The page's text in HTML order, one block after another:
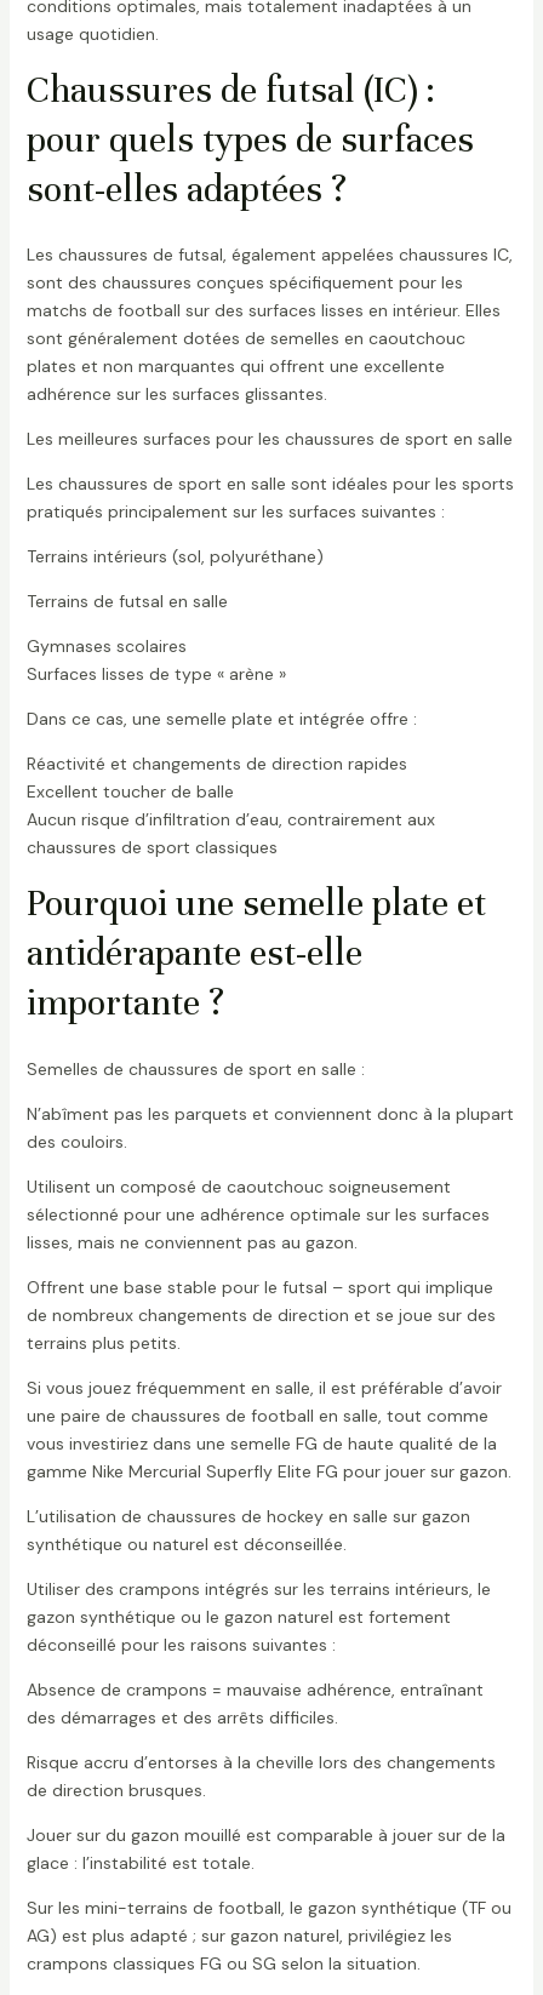
conditions optimales, mais totalement inadaptées à un
usage quotidien.
Chaussures de futsal (IC) :
pour quels types de surfaces
sont-elles adaptées ?
Les chaussures de futsal, également appelées chaussures IC,
sont des chaussures conçues spécifiquement pour les
matchs de football sur des surfaces lisses en intérieur. Elles
sont généralement dotées de semelles en caoutchouc
plates et non marquantes qui offrent une excellente
adhérence sur les surfaces glissantes.
Les meilleures surfaces pour les chaussures de sport en salle
Les chaussures de sport en salle sont idéales pour les sports
pratiqués principalement sur les surfaces suivantes :
Terrains intérieurs (sol, polyuréthane)
Terrains de futsal en salle
Gymnases scolaires
Surfaces lisses de type « arène »
Dans ce cas, une semelle plate et intégrée offre :
Réactivité et changements de direction rapides
Excellent toucher de balle
Aucun risque d’infiltration d’eau, contrairement aux
chaussures de sport classiques
Pourquoi une semelle plate et
antidérapante est-elle
importante ?
Semelles de chaussures de sport en salle :
N’abîment pas les parquets et conviennent donc à la plupart
des couloirs.
Utilisent un composé de caoutchouc soigneusement
sélectionné pour une adhérence optimale sur les surfaces
lisses, mais ne conviennent pas au gazon.
Offrent une base stable pour le futsal – sport qui implique
de nombreux changements de direction et se joue sur des
terrains plus petits.
Si vous jouez fréquemment en salle, il est préférable d’avoir
une paire de chaussures de football en salle, tout comme
vous investiriez dans une semelle FG de haute qualité de la
gamme Nike Mercurial Superfly Elite FG pour jouer sur gazon.
L’utilisation de chaussures de hockey en salle sur gazon
synthétique ou naturel est déconseillée.
Utiliser des crampons intégrés sur les terrains intérieurs, le
gazon synthétique ou le gazon naturel est fortement
déconseillé pour les raisons suivantes :
Absence de crampons = mauvaise adhérence, entraînant
des démarrages et des arrêts difficiles.
Risque accru d’entorses à la cheville lors des changements
de direction brusques.
Jouer sur du gazon mouillé est comparable à jouer sur de la
glace : l’instabilité est totale.
Sur les mini-terrains de football, le gazon synthétique (TF ou
AG) est plus adapté ; sur gazon naturel, privilégiez les
crampons classiques FG ou SG selon la situation.